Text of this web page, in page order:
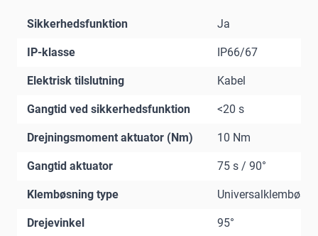
Sikkerhedsfunktion Ja
IP-klasse IP66/67
Elektrisk tilslutning Kabel
Gangtid ved sikkerhedsfunktion <20 s
Drejningsmoment aktuator (Nm) 10 Nm
Gangtid aktuator 75 s / 90°
Klembøsning type
Drejevinkel 95°